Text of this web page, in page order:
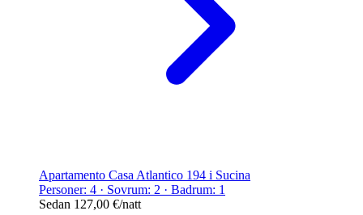
Apartamento Casa Atlantico 194 i Sucina
Personer: 4 · Sovrum: 2 · Badrum: 1
Sedan 127,00 €/natt